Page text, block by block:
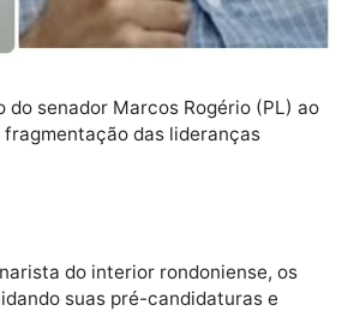
com a fragmentação das lideranças